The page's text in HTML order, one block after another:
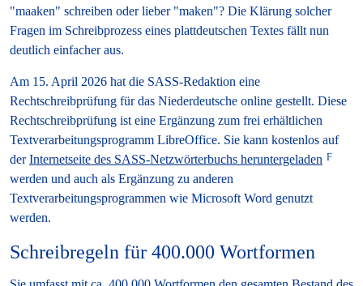
"maaken" schreiben oder lieber "maken"? Die Klärung solcher
Fragen im Schreibprozess eines plattdeutschen Textes fällt nun
deutlich einfacher aus.
Am 15. April 2026 hat die SASS-Redaktion eine
Rechtschreibprüfung für das Niederdeutsche online gestellt. Diese
Rechtschreibprüfung ist eine Ergänzung zum frei erhältlichen
Textverarbeitungsprogramm LibreOffice. Sie kann kostenlos auf
derInternetseite des SASS-Netzwörterbuchs heruntergeladen
werden und auch als Ergänzung zu anderen
Textverarbeitungsprogrammen wie Microsoft Word genutzt
werden.
Schreibregeln für 400.000 Wortformen